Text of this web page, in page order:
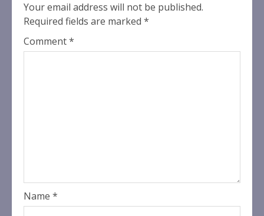
Your email address will not be published.
Required fields are marked *
Comment*
Name *